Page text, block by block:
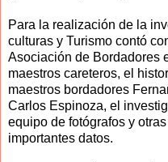
Para la realización de la
culturas y Turismo contó
Asociación de Bordadores
maestros careteros, el
maestros bordadores
Carlos Espinoza, el
equipo de fotógrafos y
importantes datos.